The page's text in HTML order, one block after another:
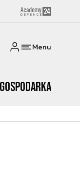
Menu
Gospodarka